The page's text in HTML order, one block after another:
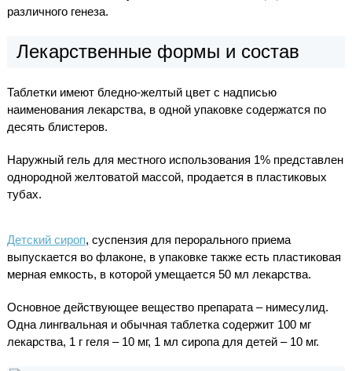
различного генеза.
Лекарственные формы и состав
Таблетки имеют бледно-желтый цвет с надписью
наименования лекарства, в одной упаковке содержатся по
десять блистеров.
Наружный гель для местного использования 1% представлен
однородной желтоватой массой, продается в пластиковых
тубах.
Детский сироп, суспензия для перорального приема
выпускается во флаконе, в упаковке также есть пластиковая
мерная емкость, в которой умещается 50 мл лекарства.
Основное действующее вещество препарата – нимесулид.
Одна лингвальная и обычная таблетка содержит 100 мг
лекарства, 1 г геля – 10 мг, 1 мл сиропа для детей – 10 мг.